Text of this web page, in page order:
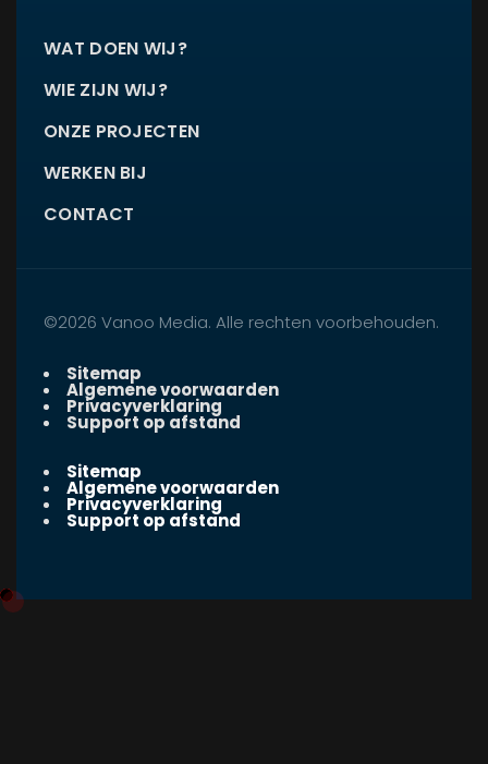
WAT DOEN WIJ?
WIE ZIJN WIJ?
ONZE PROJECTEN
WERKEN BIJ
CONTACT
©2026 Vanoo Media. Alle rechten voorbehouden.
Sitemap
Algemene voorwaarden
Privacyverklaring
Support op afstand
Sitemap
Algemene voorwaarden
Privacyverklaring
Support op afstand